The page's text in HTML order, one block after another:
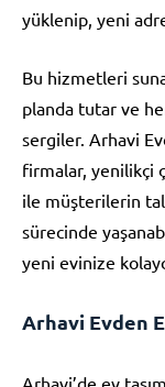
yüklenip, yeni
Bu hizmetleri
planda tutar ve
sergiler. Arhavi
firmalar, yenilikçi
ile müşterilerin
sürecinde
yeni evinize
Arhavi Evden
Arhavi’de ev